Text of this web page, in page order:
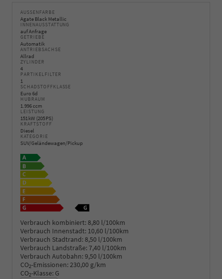
AUSSENFARBE
Agate Black Metallic
INNENAUSSTATTUNG
auf Anfrage
GETRIEBE
Automatik
ANTRIEBSACHSE
Allrad
ZYLINDER
4
PARTIKELFILTER
1
SCHADSTOFFKLASSE
Euro 6d
HUBRAUM
1.996 ccm
LEISTUNG
151 kW (205 PS)
KRAFTSTOFF
Diesel
KATEGORIE
SUV/Geländewagen/Pickup
Verbrauch kombiniert:8,80 l/100km
Verbrauch Innenstadt: 10,60 l/100km
Verbrauch Stadtrand:8,50 l/100km
Verbrauch Landstraße:7,40 l/100km
Verbrauch Autobahn:9,50 l/100km
CO2-Emissionen:230,00 g/km
CO2-Klasse: G